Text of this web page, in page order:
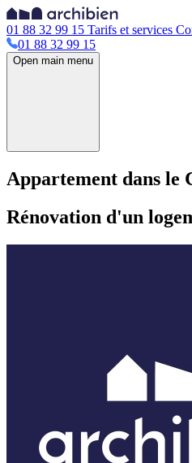
01 88 32 99 15 Tarifs et services
01 88 32 99 15
Open main menu
Appartement dans le
Rénovation d'un